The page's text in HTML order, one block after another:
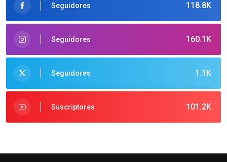
118.8K
Seguidores
160.1K
Seguidores
1.1K
Seguidores
101.2K
Suscriptores